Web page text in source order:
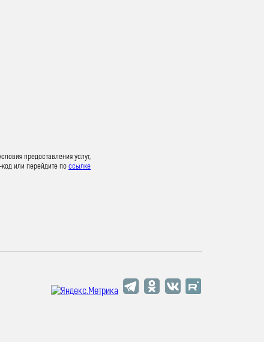
предоставления услуг,
код или перейдите поссылке